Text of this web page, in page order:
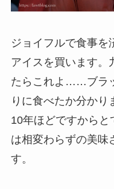
ジョイフルで食事を
アイスを買います。
たらこれよ……ブラ
りに食べたか分かり
10年ほどですから
は相変わらずの美味
す。